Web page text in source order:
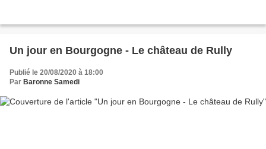
Un jour en Bourgogne - Le château de Rully
Publié le 20/08/2020 à 18:00
Par Baronne Samedi